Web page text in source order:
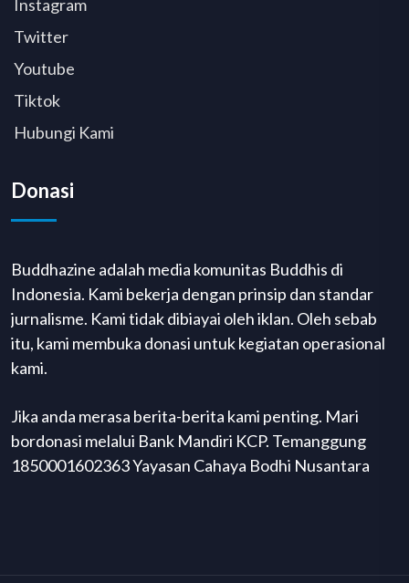
Instagram
Twitter
Youtube
Tiktok
Hubungi Kami
Donasi
Buddhazine adalah media komunitas Buddhis di
Indonesia. Kami bekerja dengan prinsip dan standar
jurnalisme. Kami tidak dibiayai oleh iklan. Oleh sebab
itu, kami membuka donasi untuk kegiatan operasional
kami.
Jika anda merasa berita-berita kami penting. Mari
bordonasi melalui Bank Mandiri KCP. Temanggung
1850001602363 Yayasan Cahaya Bodhi Nusantara